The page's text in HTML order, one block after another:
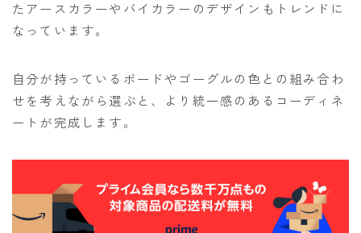
たアースカラーやバイカラーのデザインもトレンドに
なっています。
自分が持っているボードやゴーグルの色との組み合わ
せを考えながら選ぶと、より統一感のあるコーディネ
ートが完成します。